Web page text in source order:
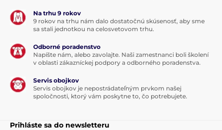
Na trhu 9 rokov
9 rokov na trhu nám dalo dostatočnú skúsenosť, aby sme
sa stali jednotkou na celosvetovom trhu.
Odborné poradenstvo
Napíšte nám, alebo zavolajte. Naši zamestnanci boli školení
v oblasti zákazníckej podpory a odborného poradenstva.
Servis obojkov
Servis obojkov je nepostrádateľným prvkom našej
spoločnosti, ktorý vám poskytne to, čo potrebujete.
Prihláste sa do newsletteru